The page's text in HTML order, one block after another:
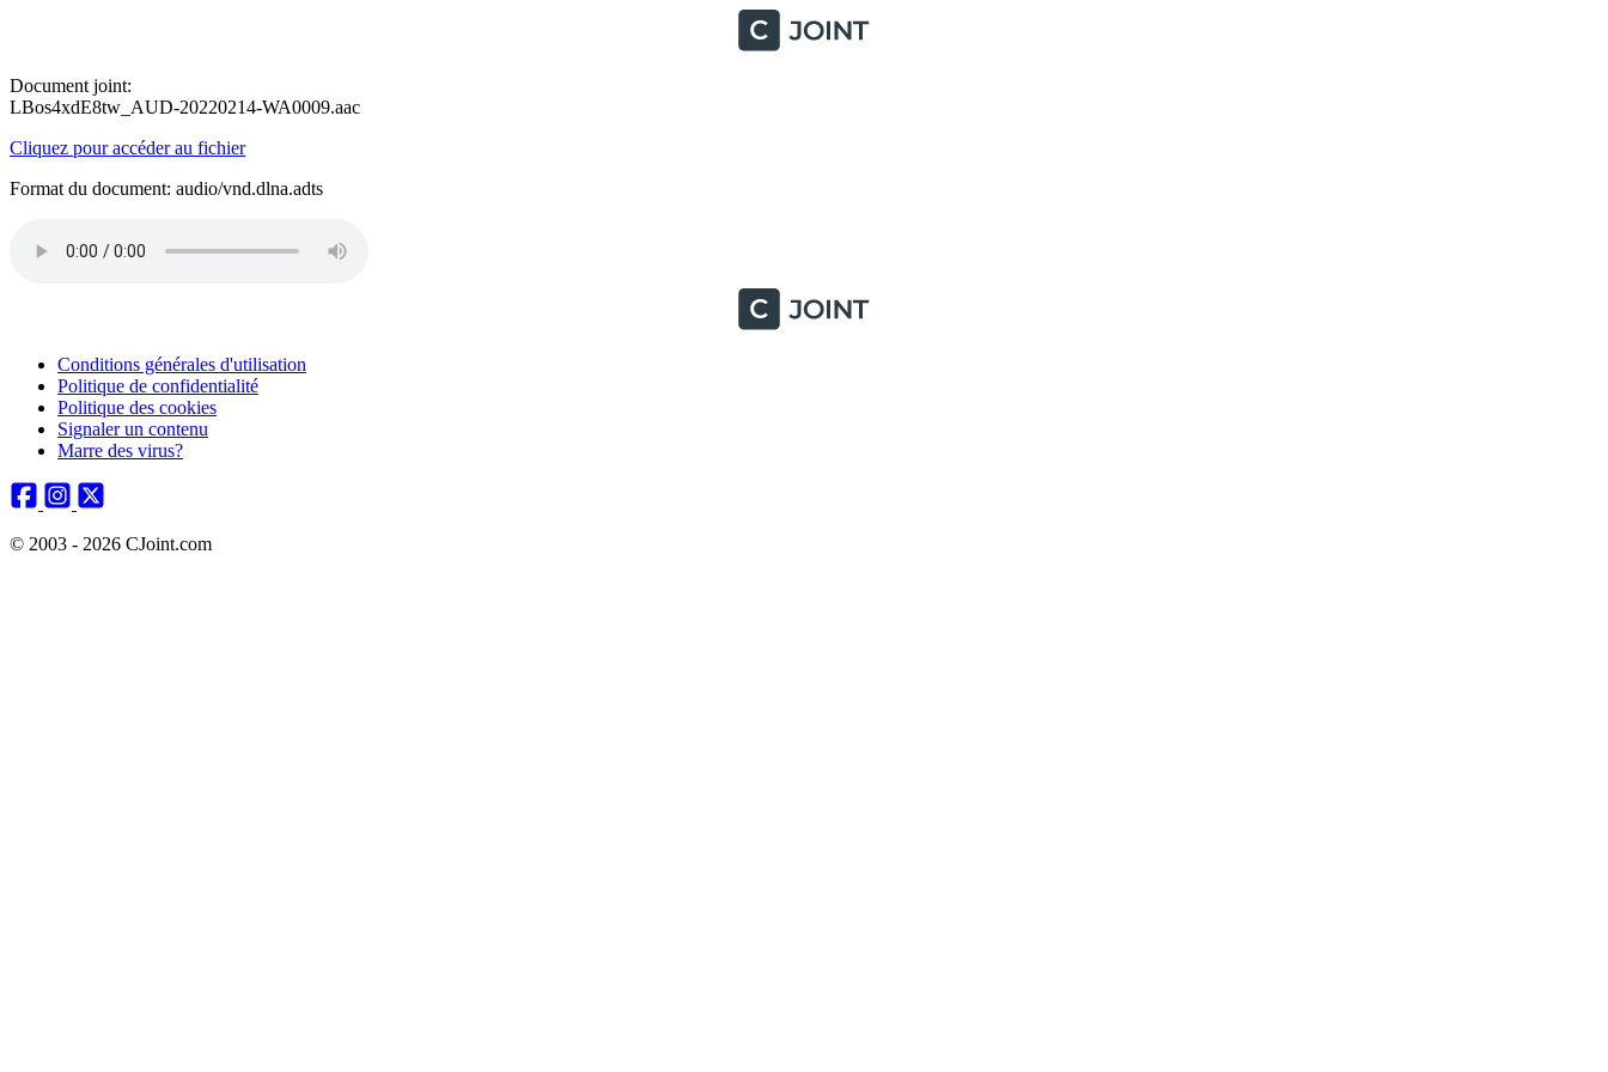
Document joint:
LBos4xdE8tw_AUD-20220214-WA0009.aac
Cliquez pour accéder au fichier
Format du document: audio/vnd.dlna.adts
Conditions générales d'utilisation
Politique de confidentialité
Politique des cookies
Signaler un contenu
Marre des virus?
© 2003 - 2026 CJoint.com